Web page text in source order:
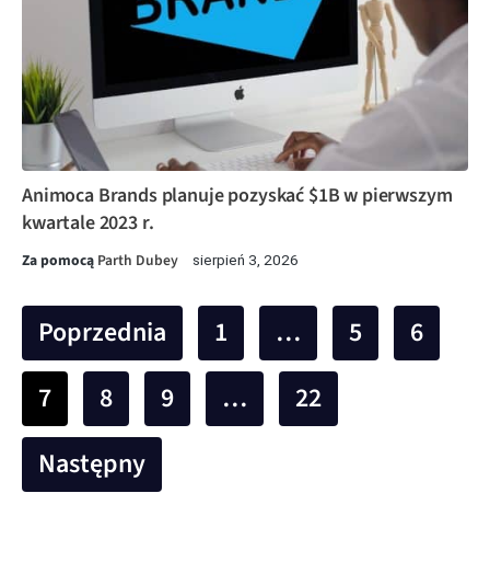
Animoca Brands planuje pozyskać $1B w pierwszym
kwartale 2023 r.
Za pomocą Parth Dubey sierpień 3, 2026
Poprzednia 1 … 5
6
7
8 9 …
22
Następny